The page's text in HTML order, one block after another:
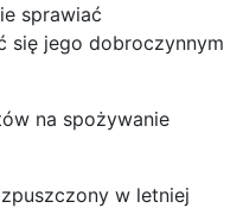
sprawiać
się jego dobroczynnym
na spożywanie
w letniej